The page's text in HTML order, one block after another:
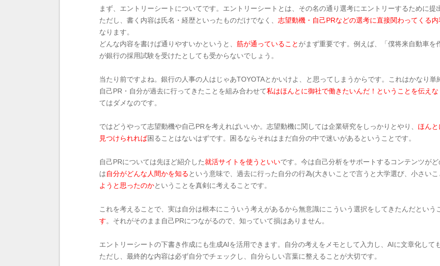
まず、エントリーシートについてです。エントリーシートとは、その名の通り選考にエントリーするために
ただし、書く内容は氏名・経歴といったものだけでなく、 志望動機・自己PRなどの選考に直接関わってくる内
なります。
どんな内容を書けば通りやすいかというと、 筋が通っていること がまず重要です。例えば、「僕将来自動車
が銀行の採用試験を受けたとしても受からないでしょう。
当たり前ですよね。銀行の人事の人はじゃあTOYOTAとかいけよ、と思ってしまうからです。これはかなり
自己PR・自分が過去に行ってきたことを組み合わせて私はほんとに御社で働きたいんだ！ということを伝え
てはダメなのです。
ではどうやって志望動機や自己PRを考えればいいか。志望動機に関しては企業研究をしっかりとやり、 ほん
見つけられれば困ることはないはずです。困るならそれはまだ自分の中で迷いがあるということです。
自己PRについては先ほど紹介した就活サイトを使うといいです。今は自己分析をサポートするコンテンツが
は自分がどんな人間かを知るという意味で、過去に行った自分の行為(大きいことで言うと大学選び、小さい
ようと思ったのかということを真剣に考えることです。
これを考えることで、実は自分は根本にこういう考えがあるから無意識にこういう選択をしてきたんだという
す。それがそのまま自己PRにつながるので、知っていて損はありません。
エントリーシートの下書き作成にも生成AIを活用できます。自分の考えをメモとして入力し、AIに文章化して
ただし、最終的な内容は必ず自分でチェックし、自分らしい言葉に整えることが大切です。